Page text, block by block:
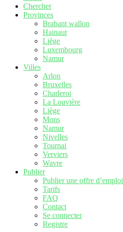
Chercher
Provinces
Brabant wallon
Hainaut
Liège
Luxembourg
Namur
Villes
Arlon
Bruxelles
Charleroi
La Louvière
Liège
Mons
Namur
Nivelles
Tournai
Verviers
Wavre
Publier
Publier une offre d’emploi
Tarifs
FAQ
Contact
Se connecter
Registre